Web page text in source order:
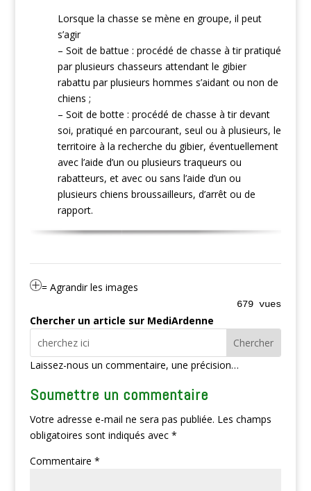
Lorsque la chasse se mène en groupe, il peut
s’agir
– Soit de battue : procédé de chasse à tir pratiqué
par plusieurs chasseurs attendant le gibier
rabattu par plusieurs hommes s’aidant ou non de
chiens ;
– Soit de botte : procédé de chasse à tir devant
soi, pratiqué en parcourant, seul ou à plusieurs, le
territoire à la recherche du gibier, éventuellement
avec l’aide d’un ou plusieurs traqueurs ou
rabatteurs, et avec ou sans l’aide d’un ou
plusieurs chiens broussailleurs, d’arrêt ou de
rapport.
= Agrandir les images
679 vues
Chercher un article sur MediArdenne
Laissez-nous un commentaire, une précision…
Soumettre un commentaire
Votre adresse e-mail ne sera pas publiée. Les champs
obligatoires sont indiqués avec *
Commentaire *